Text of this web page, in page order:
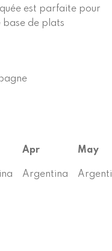
est parfaite pour
base de plats
Apr May
Argentina